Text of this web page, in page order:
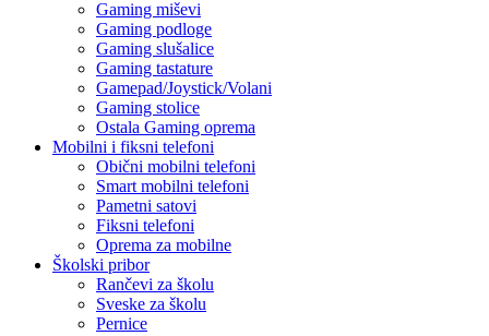
Gaming miševi
Gaming podloge
Gaming slušalice
Gaming tastature
Gamepad/Joystick/Volani
Gaming stolice
Ostala Gaming oprema
Mobilni i fiksni telefoni
Obični mobilni telefoni
Smart mobilni telefoni
Pametni satovi
Fiksni telefoni
Oprema za mobilne
Školski pribor
Rančevi za školu
Sveske za školu
Pernice